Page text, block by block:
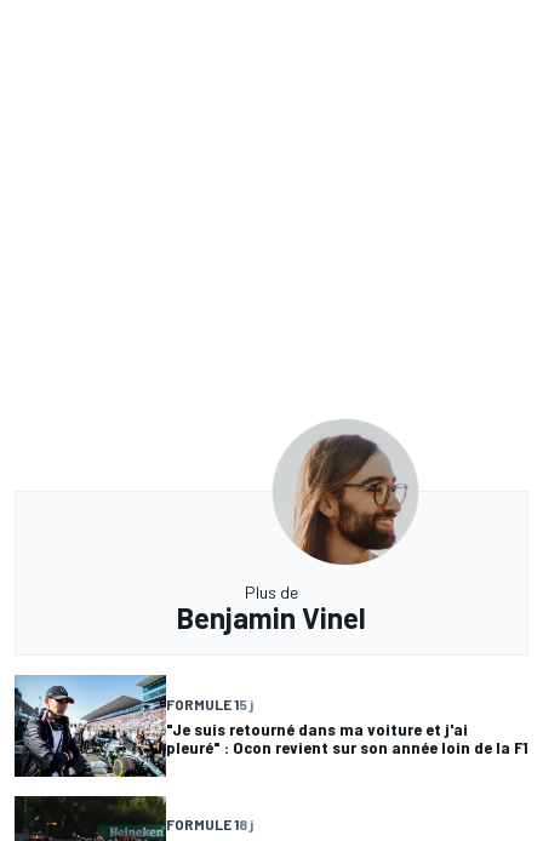
Plus de
Benjamin Vinel
FORMULE 15 j
"Je suis retourné dans ma voiture et j'ai
pleuré" : Ocon revient sur son année loin de la F1
FORMULE 18 j